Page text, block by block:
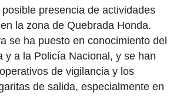
presencia de actividades
la zona de Quebrada Honda.
se ha puesto en conocimiento del
y a la Policía Nacional, y se han
de vigilancia y los
de salida, especialmente en